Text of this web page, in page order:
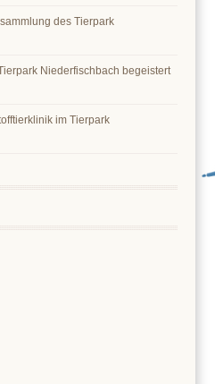
des Tierpark
Niederfischbach begeistert
im Tierpark